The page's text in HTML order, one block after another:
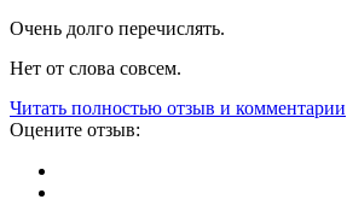
Очень долго перечислять.
Нет от слова совсем.
Читать полностью отзыв и комментарии
Оцените отзыв: